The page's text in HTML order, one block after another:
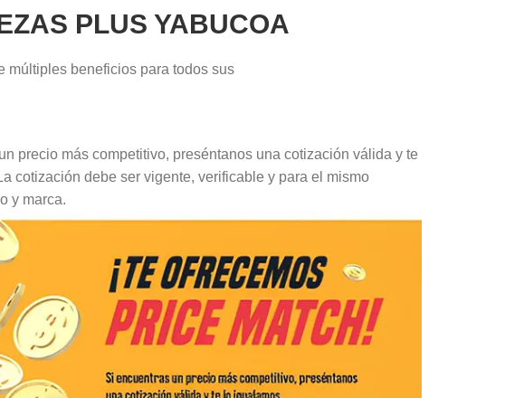
PLUS YABUCOA
múltiples beneficios para todos sus
precio más competitivo, preséntanos una cotización válida y te
cotización debe ser vigente, verificable y para el mismo
y marca.